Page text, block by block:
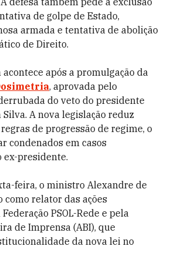
de golpe de Estado,
armada e tentativa de abolição
de Direito.
após a promulgação da
, aprovada pelo
do veto do presidente
A nova legislação reduz
de progressão de regime, o
condenados em casos
ex-presidente.
feira, o ministro Alexandre de
como relator das ações
PSOL-Rede e pela
de Imprensa (ABI), que
da nova lei no